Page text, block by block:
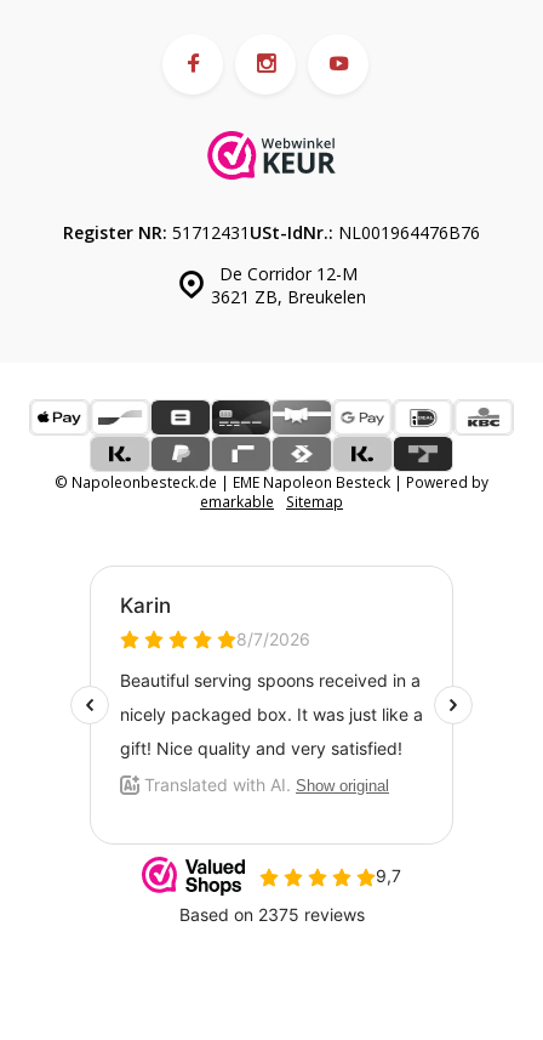
De Corridor 12-M
3621 ZB, Breukelen
Register NR: 51712431 USt-IdNr.: NL001964476B76
© Napoleonbesteck.de | EME Napoleon Besteck | Powered by
emarkable
Sitemap